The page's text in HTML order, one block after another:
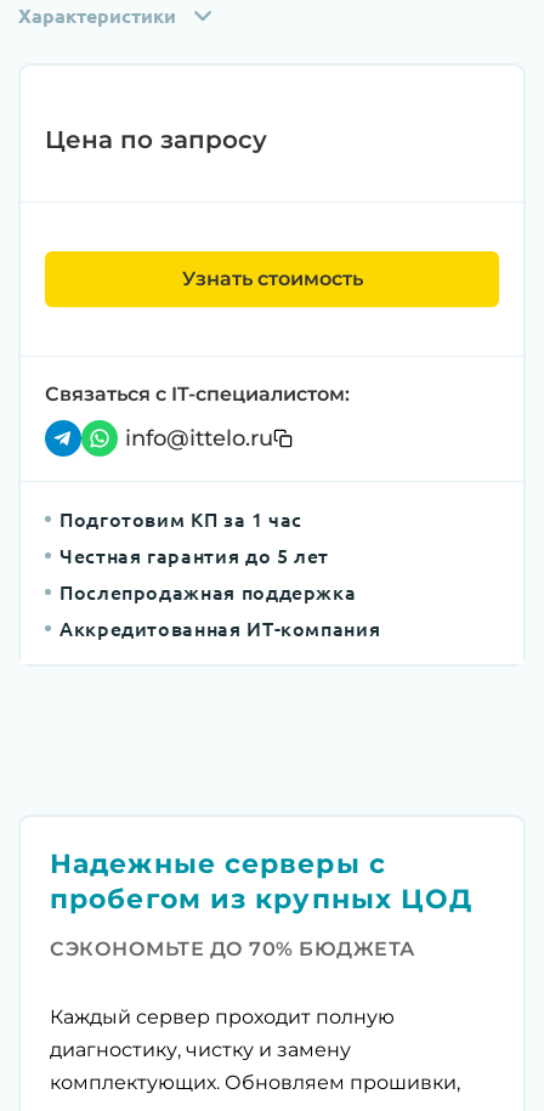
Характеристики
Цена по запросу
Узнать стоимость
Связаться с IT-специалистом:
info@ittelo.ru
Подготовим КП за 1 час
Честная гарантия до 5 лет
Послепродажная поддержка
Аккредитованная ИТ-компания
Надежные серверы с
пробегом из крупных ЦОД
СЭКОНОМЬТЕ ДО 70% БЮДЖЕТА
Каждый сервер проходит полную
диагностику, чистку и замену
комплектующих. Обновляем прошивки,